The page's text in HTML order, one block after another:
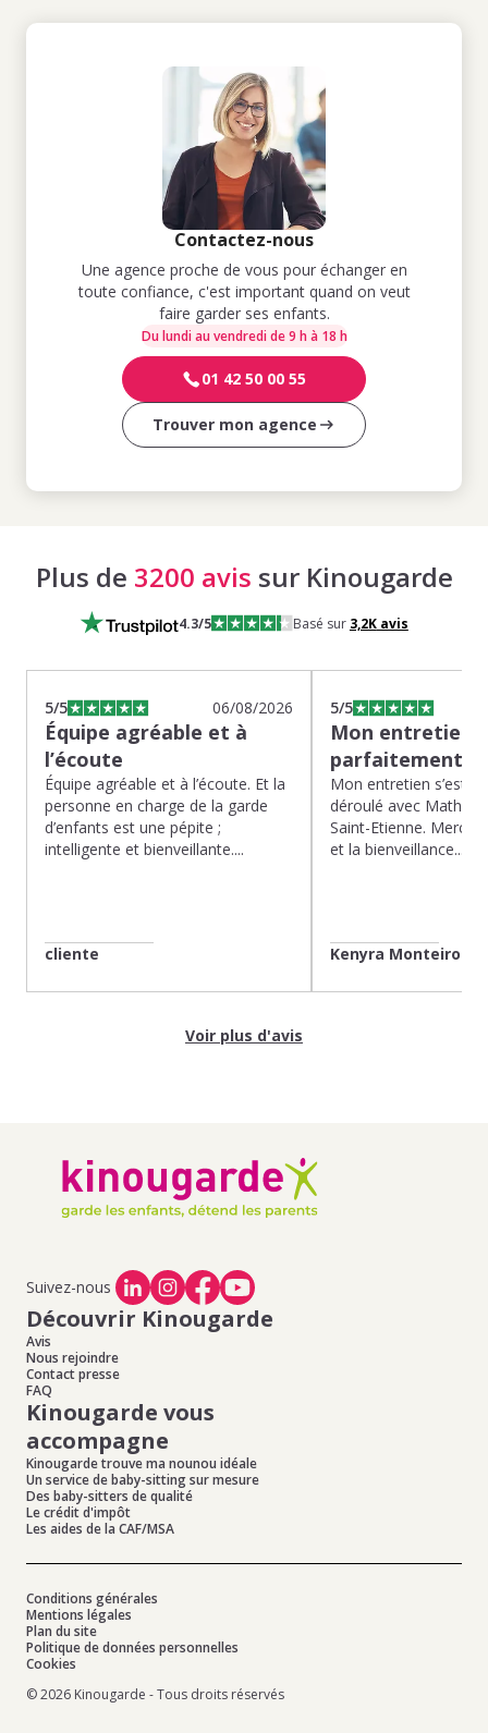
Contactez-nous
Une agence proche de vous pour échanger en
toute confiance, c'est important quand on veut
faire garder ses enfants.
Du lundi au vendredi de 9 h à 18 h
01 42 50 00 55
Trouver mon agence
Plus de 3200 avis sur Kinougarde
4.3/5 Basé sur 3,2Kavis
5/5 06/08/2026
Équipe agréable et à
l’écoute
Équipe agréable et à l’écoute. Et la
personne en charge de la garde
d’enfants est une pépite ;
intelligente et bienveillante....
cliente
5/5
Mon entretien
parfaitement…
Mon entretien s’est
déroulé avec Mathias
Saint-Etienne. Merci
et la bienveillance...
Kenyra Monteiro
Voir plus d'avis
Suivez-nous
Découvrir Kinougarde
Avis
Nous rejoindre
Contact presse
FAQ
Kinougarde vous
accompagne
Kinougarde trouve ma nounou idéale
Un service de baby-sitting sur mesure
Des baby-sitters de qualité
Le crédit d'impôt
Les aides de la CAF/MSA
Conditions générales
Mentions légales
Plan du site
Politique de données personnelles
Cookies
© 2026 Kinougarde - Tous droits réservés